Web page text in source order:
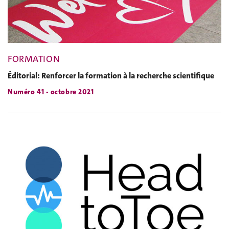
FORMATION
Éditorial: Renforcer la formation à la recherche scientifique
Numéro 41 - octobre 2021